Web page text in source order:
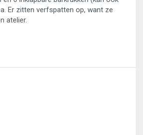
Er zitten verfspatten op, want ze
atelier.